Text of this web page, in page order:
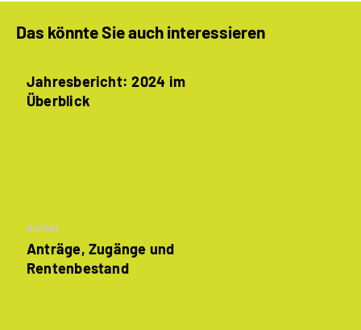
Das könnte Sie auch interessieren
Jahresbericht: 2024 im
Überblick
Artikel
Anträge, Zugänge und
Rentenbestand